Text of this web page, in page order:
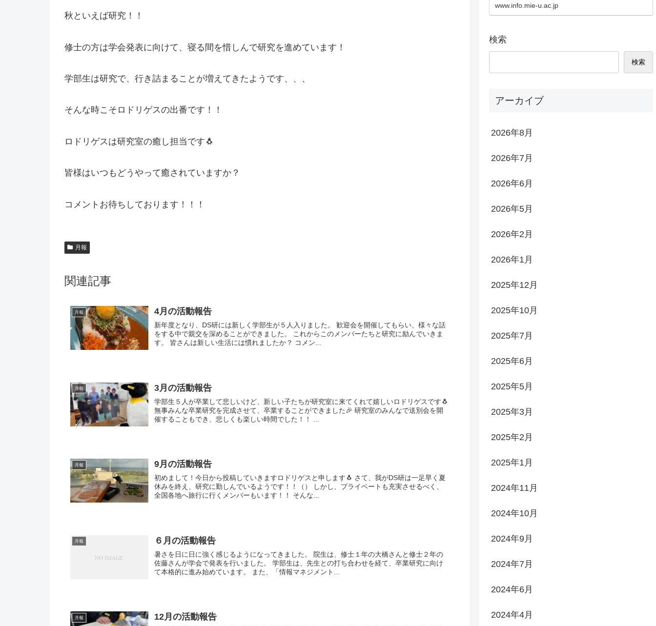
秋といえば研究！！
修士の方は学会発表に向けて、寝る間を惜しんで研究を進めています！
学部生は研究で、行き詰まることが増えてきたようです、、、
そんな時こそロドリゲスの出番です！！
ロドリゲスは研究室の癒し担当です 🐧
皆様はいつもどうやって癒されていますか？
コメントお待ちしております！！！
月報
関連記事
月報 4月の活動報告
新年度となり、DS研には新しく学部生が５人入りました。 歓迎会を開催してもらい、様々な話
をする中で親交を深めることができました。 これからこのメンバーたちと研究に励んでいきま
す。 皆さんは新しい生活には慣れましたか？ コメン...
月報 3月の活動報告
学部生５人が卒業して悲しいけど、新しい子たちが研究室に来てくれて嬉しいロドリゲスです🐧
無事みんな卒業研究を完成させて、卒業することができました🎉 研究室のみんなで送別会を開
月報 9月の活動報告
初めまして！今日から投稿していきますロドリゲスと申します🐧 さて、我がDS研は一足早く夏
休みを終え、研究に勤しんでいるようです！！（） しかし、プライベートも充実させるべく、
全国各地へ旅行に行くメンバーもいます！！ そんな...
月報 ６月の活動報告
暑さを日に日に強く感じるようになってきました。 院生は、修士１年の大橋さんと修士２年の
佐藤さんが学会で発表を行いました。 学部生は、先生との打ち合わせを経て、卒業研究に向け
て本格的に進み始めています。 また、「情報マネジメント...
月報 12月の活動報告
www.info.mie-u.ac.jp
検索
検索
アーカイブ
2026年8月
2026年7月
2026年6月
2026年5月
2026年2月
2026年1月
2025年12月
2025年10月
2025年7月
2025年6月
2025年5月
2025年3月
2025年2月
2025年1月
2024年11月
2024年10月
2024年9月
2024年7月
2024年6月
2024年4月